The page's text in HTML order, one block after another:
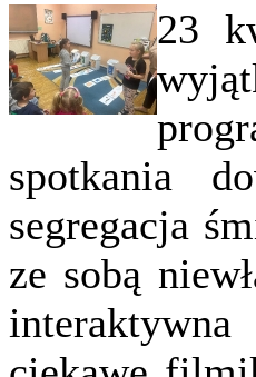
23
spotkania
segregacja
ze sobą